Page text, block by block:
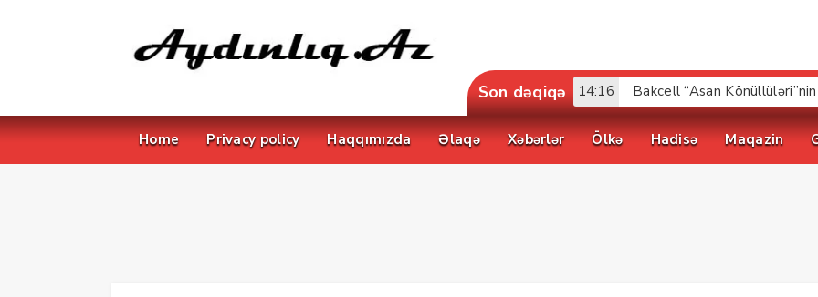
Son dəqiqə 17:52
Home Privacy policy Haqqımızda Əlaqə Xəbərlər Ölkə Hadisə Maqazin